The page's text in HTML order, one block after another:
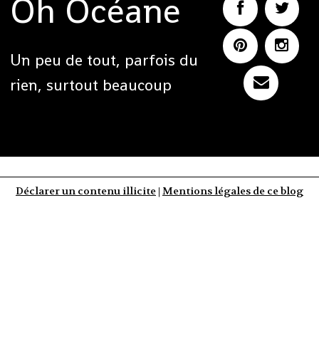
Oh Océane
Un peu de tout, parfois du
rien, surtout beaucoup
Déclarer un contenu illicite | Mentions légales de ce blog